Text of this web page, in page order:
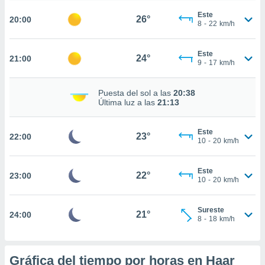
te
o
Puedes
acceder a
20:00 26°
Este
8 - 22 km/h
21:00 24°
Este
9 - 17 km/h
Puesta del sol a las 20:38
Última luz a las 21:13
22:00 23°
Este
10 - 20 km/h
23:00 22°
Este
10 - 20 km/h
24:00 21°
Sureste
8 - 18 km/h
Gráfica del tiempo por horas en Haar